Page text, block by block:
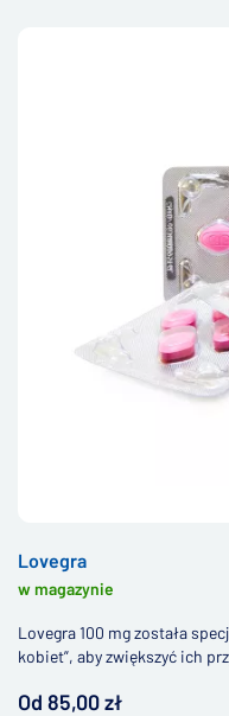
Lovegra
w magazynie
Lovegra 100 mg została
kobiet”, aby zwiększyć ich
Od 85,00 zł